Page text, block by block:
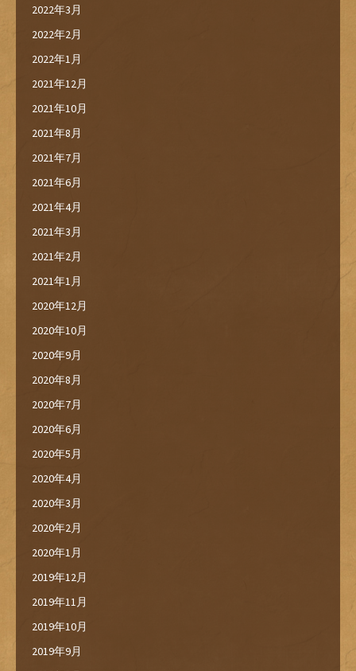
2022年3月
2022年2月
2022年1月
2021年12月
2021年10月
2021年8月
2021年7月
2021年6月
2021年4月
2021年3月
2021年2月
2021年1月
2020年12月
2020年10月
2020年9月
2020年8月
2020年7月
2020年6月
2020年5月
2020年4月
2020年3月
2020年2月
2020年1月
2019年12月
2019年11月
2019年10月
2019年9月